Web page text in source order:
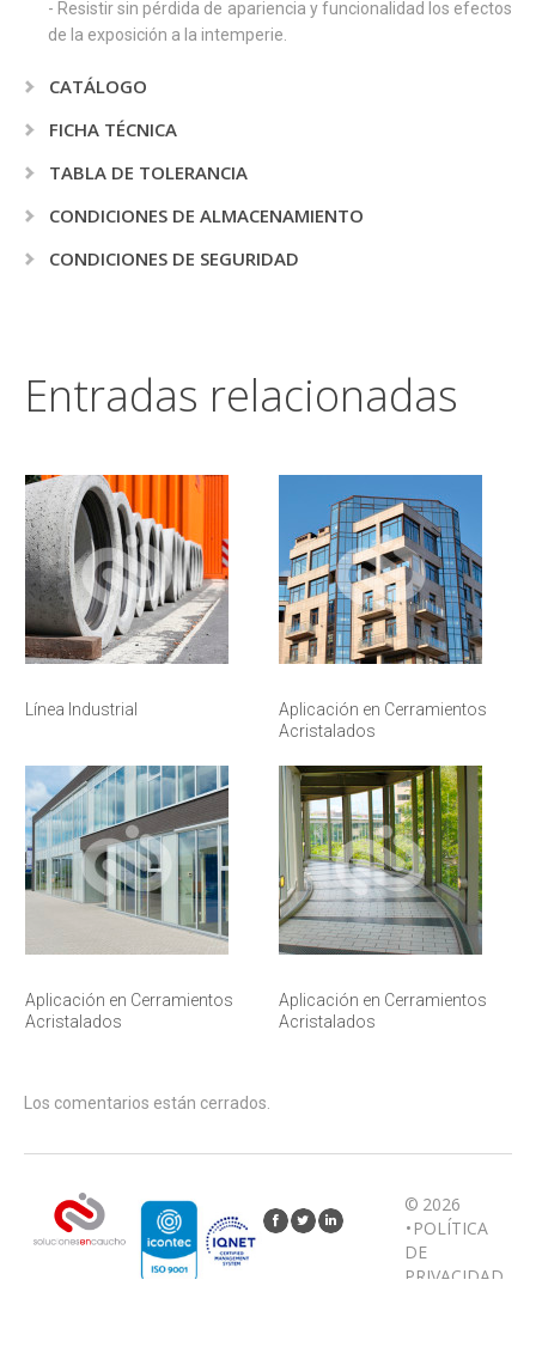
- Resistir sin pérdida de apariencia y funcionalidad los efectos
de la exposición a la intemperie.
CATÁLOGO
FICHA TÉCNICA
TABLA DE TOLERANCIA
CONDICIONES DE ALMACENAMIENTO
CONDICIONES DE SEGURIDAD
Entradas relacionadas
Línea Industrial
Aplicación en Cerramientos
Acristalados
Aplicación en Cerramientos
Acristalados
Aplicación en Cerramientos
Acristalados
Los comentarios están cerrados.
© 2026
• POLÍTICA
DE
PRIVACIDAD